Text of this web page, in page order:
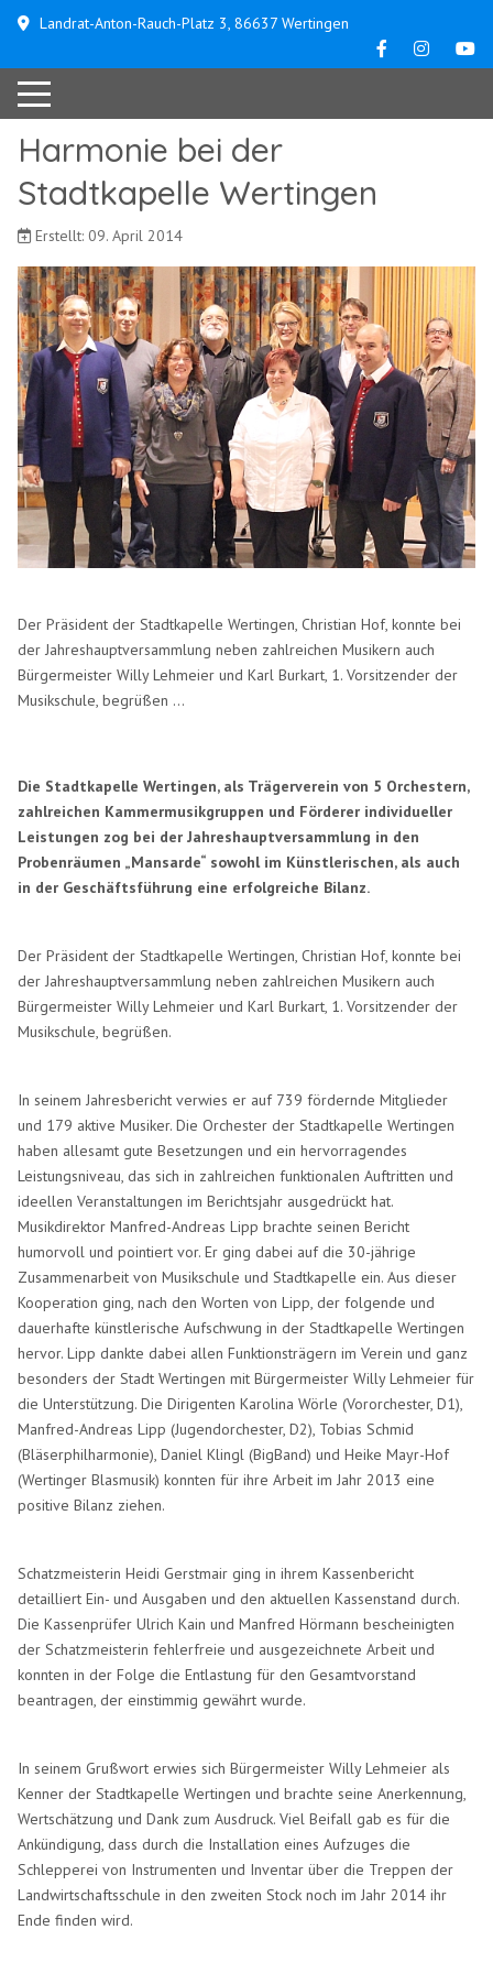
Landrat-Anton-Rauch-Platz 3, 86637 Wertingen
Harmonie bei der
Stadtkapelle Wertingen
Erstellt: 09. April 2014
Der Präsident der Stadtkapelle Wertingen, Christian Hof, konnte bei
der Jahreshauptversammlung neben zahlreichen Musikern auch
Bürgermeister Willy Lehmeier und Karl Burkart, 1. Vorsitzender der
Musikschule, begrüßen ...
Die Stadtkapelle Wertingen, als Trägerverein von 5 Orchestern,
zahlreichen Kammermusikgruppen und Förderer individueller
Leistungen zog bei der Jahreshauptversammlung in den
Probenräumen „Mansarde“ sowohl im Künstlerischen, als auch
in der Geschäftsführung eine erfolgreiche Bilanz.
Der Präsident der Stadtkapelle Wertingen, Christian Hof, konnte bei
der Jahreshauptversammlung neben zahlreichen Musikern auch
Bürgermeister Willy Lehmeier und Karl Burkart, 1. Vorsitzender der
Musikschule, begrüßen.
In seinem Jahresbericht verwies er auf 739 fördernde Mitglieder
und 179 aktive Musiker. Die Orchester der Stadtkapelle Wertingen
haben allesamt gute Besetzungen und ein hervorragendes
Leistungsniveau, das sich in zahlreichen funktionalen Auftritten und
ideellen Veranstaltungen im Berichtsjahr ausgedrückt hat.
Musikdirektor Manfred-Andreas Lipp brachte seinen Bericht
humorvoll und pointiert vor. Er ging dabei auf die 30-jährige
Zusammenarbeit von Musikschule und Stadtkapelle ein. Aus dieser
Kooperation ging, nach den Worten von Lipp, der folgende und
dauerhafte künstlerische Aufschwung in der Stadtkapelle Wertingen
hervor. Lipp dankte dabei allen Funktionsträgern im Verein und ganz
besonders der Stadt Wertingen mit Bürgermeister Willy Lehmeier für
die Unterstützung. Die Dirigenten Karolina Wörle (Vororchester, D1),
Manfred-Andreas Lipp (Jugendorchester, D2), Tobias Schmid
(Bläserphilharmonie), Daniel Klingl (BigBand) und Heike Mayr-Hof
(Wertinger Blasmusik) konnten für ihre Arbeit im Jahr 2013 eine
positive Bilanz ziehen.
Schatzmeisterin Heidi Gerstmair ging in ihrem Kassenbericht
detailliert Ein- und Ausgaben und den aktuellen Kassenstand durch.
Die Kassenprüfer Ulrich Kain und Manfred Hörmann bescheinigten
der Schatzmeisterin fehlerfreie und ausgezeichnete Arbeit und
konnten in der Folge die Entlastung für den Gesamtvorstand
beantragen, der einstimmig gewährt wurde.
In seinem Grußwort erwies sich Bürgermeister Willy Lehmeier als
Kenner der Stadtkapelle Wertingen und brachte seine Anerkennung,
Wertschätzung und Dank zum Ausdruck. Viel Beifall gab es für die
Ankündigung, dass durch die Installation eines Aufzuges die
Schlepperei von Instrumenten und Inventar über die Treppen der
Landwirtschaftsschule in den zweiten Stock noch im Jahr 2014 ihr
Ende finden wird.